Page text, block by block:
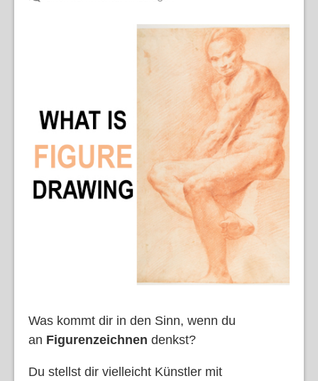
Was kommt dir in den Sinn, wenn du
an Figurenzeichnen denkst?
Du stellst dir vielleicht Künstler mit